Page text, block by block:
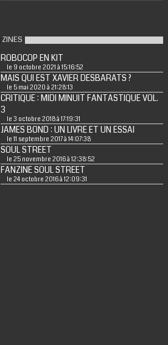
ZINES
ROBOCOP EN KIT
le 9 octobre 2021 à 15:16:52
MAIS QUI EST XAVIER DESBARATS ?
le 5 mai 2020 à 21:28:13
CRITIQUE : MIDI MINUIT FANTASTIQUE VOL.
3
le 3 octobre 2018 à 17:19:31
JAMES BOND : UN LIVRE ET UN ESSAI
le 11 septembre 2017 à 14:07:38
SOUL STREET
le 25 novembre 2016 à 12:38:52
FANZINE SOUL STREET
le 24 octobre 2016 à 12:09:31